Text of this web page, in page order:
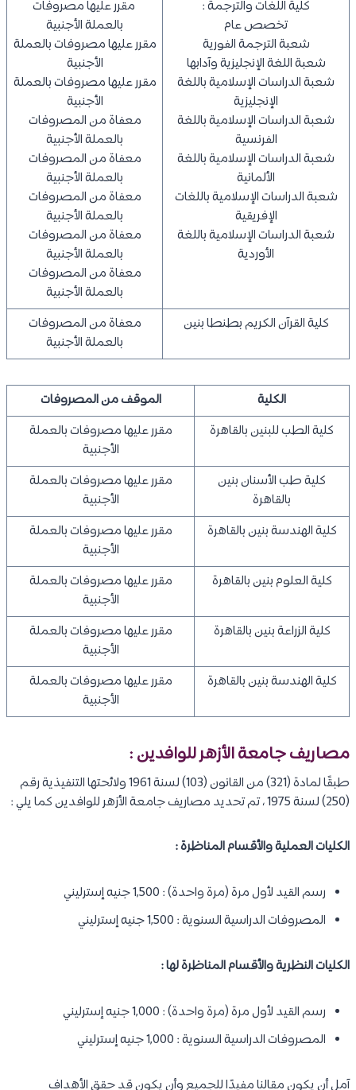
كلية اللغات والترجمة :
تخصص عام
شعبة الترجمة الفورية
شعبة اللغة الإنجليزية وآدابها
شعبة الدراسات الإسلامية باللغة
الإنجليزية
شعبة الدراسات الإسلامية باللغة
الفرنسية
شعبة الدراسات الإسلامية باللغة
الألمانية
شعبة الدراسات الإسلامية باللغات
الإفريقية
شعبة الدراسات الإسلامية باللغة
الأوردية
مقرر عليها مصروفات
بالعملة الأجنبية
مقرر عليها مصروفات بالعملة
الأجنبية
مقرر عليها مصروفات بالعملة
الأجنبية
معفاة من المصروفات
بالعملة الأجنبية
معفاة من المصروفات
بالعملة الأجنبية
معفاة من المصروفات
بالعملة الأجنبية
معفاة من المصروفات
بالعملة الأجنبية
معفاة من المصروفات
بالعملة الأجنبية
كلية القرآن الكريم بطنطا بنين
معفاة من المصروفات
بالعملة الأجنبية
الكلية
الموقف من المصروفات
كلية الطب للبنين بالقاهرة
مقرر عليها مصروفات بالعملة
الأجنبية
كلية طب الأسنان بنين
بالقاهرة
مقرر عليها مصروفات بالعملة
الأجنبية
كلية الهندسة بنين بالقاهرة
مقرر عليها مصروفات بالعملة
الأجنبية
كلية العلوم بنين بالقاهرة
مقرر عليها مصروفات بالعملة
الأجنبية
كلية الزراعة بنين بالقاهرة
مقرر عليها مصروفات بالعملة
الأجنبية
كلية الهندسة بنين بالقاهرة
مقرر عليها مصروفات بالعملة
الأجنبية
مصاريف جامعة الأزهر للوافدين :
طبقًا لمادة (321) من القانون (103) لسنة 1961 ولائحتها التنفيذية رقم
(250) لسنة 1975 ، تم تحديد مصاريف جامعة الأزهر للوافدين كما يلي :
الكليات العملية والأقسام المناظرة :
رسم القيد لأول مرة (مرة واحدة) : 1,500 جنيه إسترليني
المصروفات الدراسية السنوية : 1,500 جنيه إسترليني
الكليات النظرية والأقسام المناظرة لها :
رسم القيد لأول مرة (مرة واحدة) : 1,000 جنيه إسترليني
المصروفات الدراسية السنوية : 1,000 جنيه إسترليني
آمل أن يكون مقالنا مفيدًا للجميع وأن يكون قد حقق الأهداف